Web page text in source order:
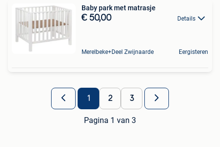
Baby park met matrasje
€ 50,00 Details
Merelbeke+Deel Zwijnaarde Eergisteren
1 2 3
Pagina 1 van 3